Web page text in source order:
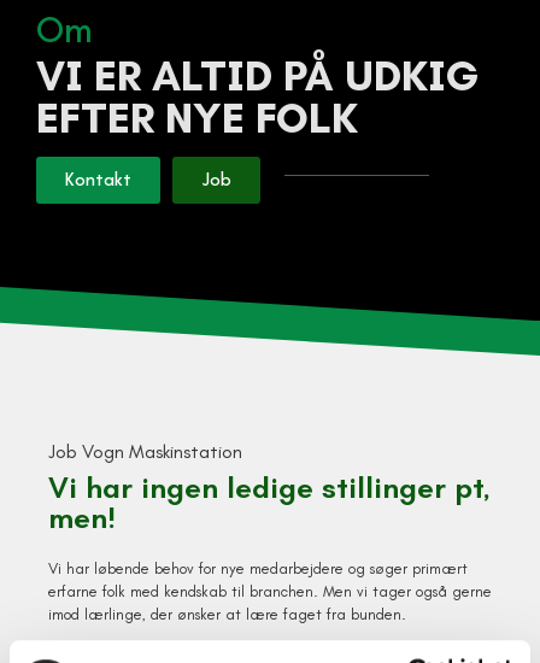
Om
VI ER ALTID PÅ UDKIG
EFTER NYE FOLK
Kontakt Job
Job Vogn Maskinstation
Vi har ingen ledige stillinger pt,
men!
Vi har løbende behov for nye medarbejdere og søger primært
erfarne folk med kendskab til branchen. Men vi tager også gerne
imod lærlinge, der ønsker at lære faget fra bunden.